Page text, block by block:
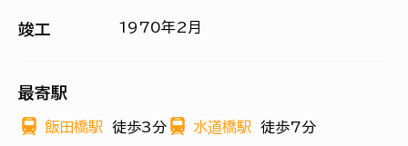
竣工 1970年2月
最寄駅
飯田橋駅 徒歩3分 水道橋駅 徒歩7分